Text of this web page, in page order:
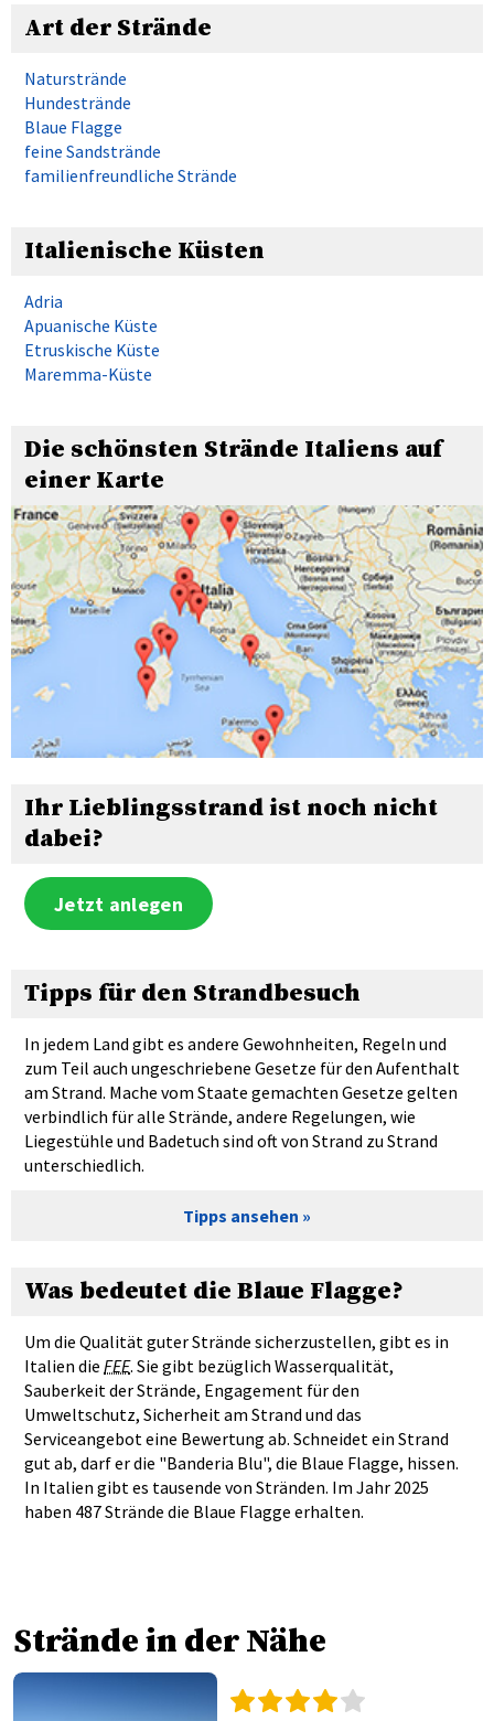
Art der Strände
Naturstrände
Hundestrände
Blaue Flagge
feine Sandstrände
familienfreundliche Strände
Italienische Küsten
Adria
Apuanische Küste
Etruskische Küste
Maremma-Küste
Die schönsten Strände Italiens auf
einer Karte
Ihr Lieblingsstrand ist noch nicht
dabei?
Jetzt anlegen
Tipps für den Strandbesuch
In jedem Land gibt es andere Gewohnheiten, Regeln und
zum Teil auch ungeschriebene Gesetze für den Aufenthalt
am Strand. Mache vom Staate gemachten Gesetze gelten
verbindlich für alle Strände, andere Regelungen, wie
Liegestühle und Badetuch sind oft von Strand zu Strand
unterschiedlich.
Tipps ansehen
Was bedeutet die Blaue Flagge?
Um die Qualität guter Strände sicherzustellen, gibt es in
Italien die FEE. Sie gibt bezüglich Wasserqualität,
Sauberkeit der Strände, Engagement für den
Umweltschutz, Sicherheit am Strand und das
Serviceangebot eine Bewertung ab. Schneidet ein Strand
gut ab, darf er die "Banderia Blu", die Blaue Flagge, hissen.
In Italien gibt es tausende von Stränden. Im Jahr 2025
haben 487 Strände die Blaue Flagge erhalten.
Strände in der Nähe